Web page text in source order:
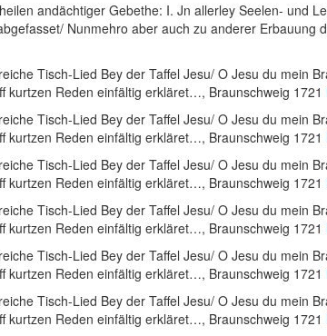
andächtiger Gebethe: I. Jn allerley Seelen- und
Nunmehro aber auch zu anderer Erbauung
Tisch-Lied Bey der Taffel Jesu/ O Jesu du mein
kurtzen Reden einfältig erkläret…, Braunschweig 1721
Tisch-Lied Bey der Taffel Jesu/ O Jesu du mein
kurtzen Reden einfältig erkläret…, Braunschweig 1721
Tisch-Lied Bey der Taffel Jesu/ O Jesu du mein
kurtzen Reden einfältig erkläret…, Braunschweig 1721
Tisch-Lied Bey der Taffel Jesu/ O Jesu du mein
kurtzen Reden einfältig erkläret…, Braunschweig 1721
Tisch-Lied Bey der Taffel Jesu/ O Jesu du mein
kurtzen Reden einfältig erkläret…, Braunschweig 1721
Tisch-Lied Bey der Taffel Jesu/ O Jesu du mein
kurtzen Reden einfältig erkläret…, Braunschweig 1721